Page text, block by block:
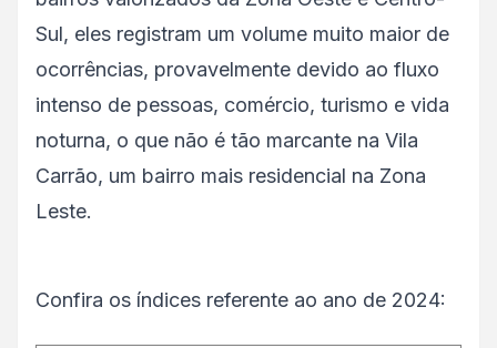
Sul, eles registram um volume muito maior de
ocorrências, provavelmente devido ao fluxo
intenso de pessoas, comércio, turismo e vida
noturna, o que não é tão marcante na Vila
Carrão, um bairro mais residencial na Zona
Leste.
Confira os índices referente ao ano de 2024: